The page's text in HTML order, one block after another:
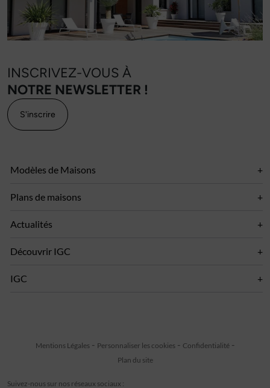
INSCRIVEZ-VOUS À
NOTRE NEWSLETTER !
S'inscrire
Modèles de Maisons
Plans de maisons
Actualités
Découvrir IGC
IGC
Suivez-nous sur nos réseaux sociaux :
Mentions Légales Personnaliser les cookies
Confidentialité
Plan du site